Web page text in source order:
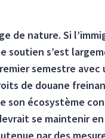
de nature. Si
soutien s’est
semestre
de douane
son écosystème
se maintenir